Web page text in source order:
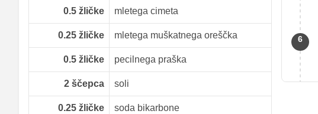
0.5 žličke mletega cimeta
0.25 žličke mletega muškatnega oreščka
0.5 žličke pecilnega praška
2 ščepca soli
0.25 žličke soda bikarbone